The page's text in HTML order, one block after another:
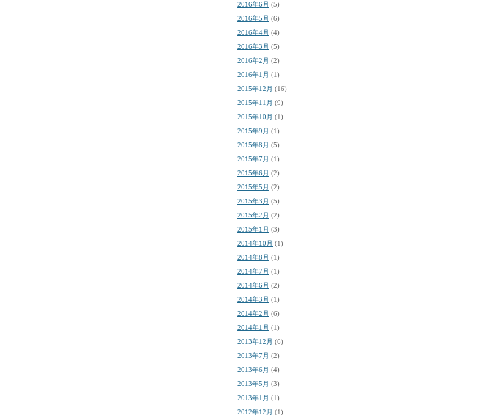
2016年6月 (5)
2016年5月 (6)
2016年4月 (4)
2016年3月 (5)
2016年2月 (2)
2016年1月 (1)
2015年12月 (16)
2015年11月 (9)
2015年10月 (1)
2015年9月 (1)
2015年8月 (5)
2015年7月 (1)
2015年6月 (2)
2015年5月 (2)
2015年3月 (5)
2015年2月 (2)
2015年1月 (3)
2014年10月 (1)
2014年8月 (1)
2014年7月 (1)
2014年6月 (2)
2014年3月 (1)
2014年2月 (6)
2014年1月 (1)
2013年12月 (6)
2013年7月 (2)
2013年6月 (4)
2013年5月 (3)
2013年1月 (1)
2012年12月 (1)